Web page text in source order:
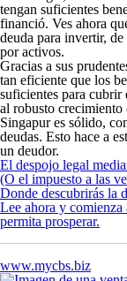
tengan suficientes
financió. Ves ahora
deuda para invertir, de
por activos.
Gracias a sus
tan eficiente que los
suficientes para
al robusto
Singapur es sólido,
deudas. Esto hace a
un deudor.
El despojo legal
(O el impuesto a las
Donde descubrirás la
Lee ahora y comienza
permita prosperar.
www.mycbs.biz